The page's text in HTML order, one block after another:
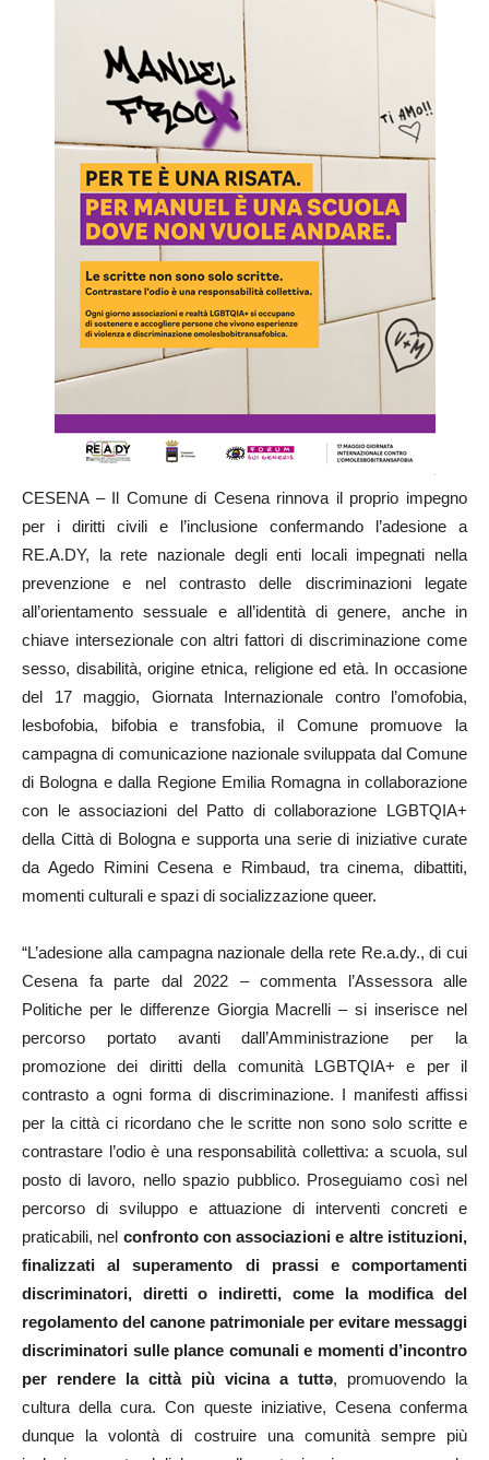
CESENA – Il Comune di Cesena rinnova il proprio impegno
per i diritti civili e l’inclusione confermando l’adesione a
RE.A.DY, la rete nazionale degli enti locali impegnati nella
prevenzione e nel contrasto delle discriminazioni legate
all’orientamento sessuale e all’identità di genere, anche in
chiave intersezionale con altri fattori di discriminazione come
sesso, disabilità, origine etnica, religione ed età. In occasione
del 17 maggio, Giornata Internazionale contro l’omofobia,
lesbofobia, bifobia e transfobia, il Comune promuove la
campagna di comunicazione nazionale sviluppata dal Comune
di Bologna e dalla Regione Emilia Romagna in collaborazione
con le associazioni del Patto di collaborazione LGBTQIA+
della Città di Bologna e supporta una serie di iniziative curate
da Agedo Rimini Cesena e Rimbaud, tra cinema, dibattiti,
momenti culturali e spazi di socializzazione queer.
“L’adesione alla campagna nazionale della rete Re.a.dy., di cui
Cesena fa parte dal 2022 – commenta l’Assessora alle
Politiche per le differenze Giorgia Macrelli – si inserisce nel
percorso portato avanti dall’Amministrazione per la
promozione dei diritti della comunità LGBTQIA+ e per il
contrasto a ogni forma di discriminazione. I manifesti affissi
per la città ci ricordano che le scritte non sono solo scritte e
contrastare l’odio è una responsabilità collettiva: a scuola, sul
posto di lavoro, nello spazio pubblico. Proseguiamo così nel
percorso di sviluppo e attuazione di interventi concreti e
praticabili, nel confronto con associazioni e altre istituzioni,
finalizzati al superamento di prassi e comportamenti
discriminatori, diretti o indiretti, come la modifica del
regolamento del canone patrimoniale per evitare messaggi
discriminatori sulle plance comunali e momenti d’incontro
per rendere la città più vicina a tuttə, promuovendo la
cultura della cura. Con queste iniziative, Cesena conferma
dunque la volontà di costruire una comunità sempre più